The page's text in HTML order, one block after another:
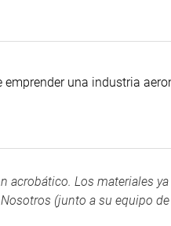
una industria
acrobático. Los materiales
(junto a su equipo